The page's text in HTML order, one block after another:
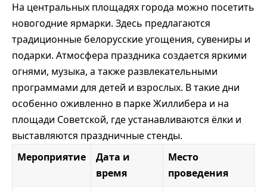
На центральных площадях города можно посетить
новогодние ярмарки. Здесь предлагаются
традиционные белорусские угощения, сувениры и
подарки. Атмосфера праздника создается яркими
огнями, музыка, а также развлекательными
программами для детей и взрослых. В такие дни
особенно оживленно в парке Жиллибера и на
площади Советской, где устанавливаются ёлки и
выставляются праздничные стенды.
Мероприятие
Дата и
время
Место
проведения